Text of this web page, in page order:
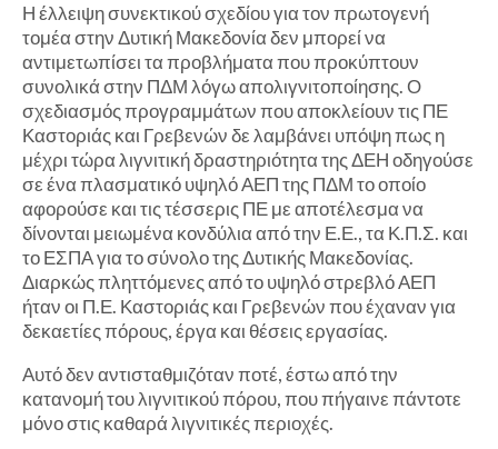
Η έλλειψη συνεκτικού σχεδίου για τον πρωτογενή
τομέα στην Δυτική Μακεδονία δεν μπορεί να
αντιμετωπίσει τα προβλήματα που προκύπτουν
συνολικά στην ΠΔΜ λόγω απολιγνιτοποίησης. Ο
σχεδιασμός προγραμμάτων που αποκλείουν τις ΠΕ
Καστοριάς και Γρεβενών δε λαμβάνει υπόψη πως η
μέχρι τώρα λιγνιτική δραστηριότητα της ΔΕΗ οδηγούσε
σε ένα πλασματικό υψηλό ΑΕΠ της ΠΔΜ το οποίο
αφορούσε και τις τέσσερις ΠΕ με αποτέλεσμα να
δίνονται μειωμένα κονδύλια από την Ε.Ε., τα Κ.Π.Σ. και
το ΕΣΠΑ για το σύνολο της Δυτικής Μακεδονίας.
Διαρκώς πληττόμενες από το υψηλό στρεβλό ΑΕΠ
ήταν οι Π.Ε. Καστοριάς και Γρεβενών που έχαναν για
δεκαετίες πόρους, έργα και θέσεις εργασίας.
Αυτό δεν αντισταθμιζόταν ποτέ, έστω από την
κατανομή του λιγνιτικού πόρου, που πήγαινε πάντοτε
μόνο στις καθαρά λιγνιτικές περιοχές.